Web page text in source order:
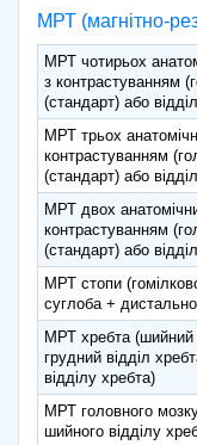
МРТ (магнітно-
МРТ чотирьох
з контрастуванням
(стандарт) або
МРТ трьох
контрастуванням
(стандарт) або
МРТ двох
контрастуванням
(стандарт) або
МРТ стопи
суглоба +
МРТ хребта (шийний
грудний відділ
відділу хребта)
МРТ головного
шийного відділу